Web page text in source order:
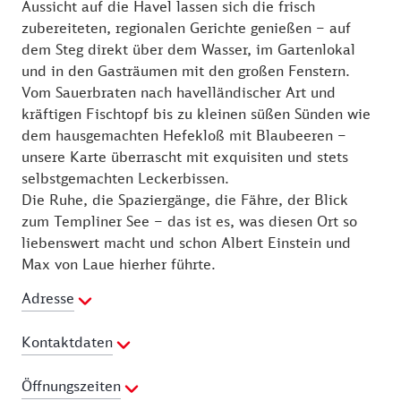
Pro Person kostet eine Fahrt 0,50 €, bei
Fahrradmitnahme 1,00 €.
Weitere Infos unter www.faehre-caputh.de
Angekommen am Caputher Ufer, lässt das luftig-
lichte Ambiente des traditionsreichen Restaurants
„Fährhaus“ bereits ahnen, warum es sich seit über
100 Jahren die Städter hier gut gehen lassen.
Aussicht auf die Havel lassen sich die frisch
zubereiteten, regionalen Gerichte genießen – auf
dem Steg direkt über dem Wasser, im Gartenlokal
und in den Gasträumen mit den großen Fenstern.
Vom Sauerbraten nach havelländischer Art und
kräftigen Fischtopf bis zu kleinen süßen Sünden wie
dem hausgemachten Hefekloß mit Blaubeeren –
unsere Karte überrascht mit exquisiten und stets
selbstgemachten Leckerbissen.
Die Ruhe, die Spaziergänge, die Fähre, der Blick
zum Templiner See – das ist es, was diesen Ort so
liebenswert macht und schon Albert Einstein und
Max von Laue hierher führte.
Adresse
Kontaktdaten
Telefon:+49 33209 70203
Öffnungszeiten